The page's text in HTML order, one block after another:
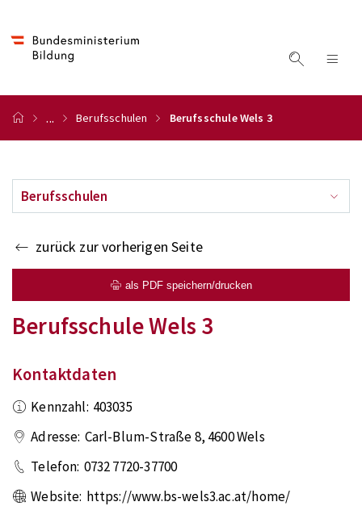
... Berufsschulen Berufsschule Wels 3
Berufsschulen
zurück zur vorherigen Seite
als PDF speichern/drucken
Berufsschule Wels 3
Kontaktdaten
Kennzahl: 403035
Adresse: Carl-Blum-Straße 8, 4600Wels
Telefon: 0732 7720-37700
Website: https://www.bs-wels3.ac.at/home/